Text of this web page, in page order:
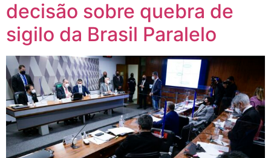
decisão sobre quebra de
sigilo da Brasil Paralelo